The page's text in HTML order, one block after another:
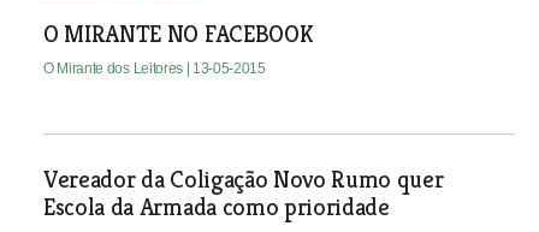
O MIRANTE NO FACEBOOK
O Mirante dos Leitores | 13-05-2015
Vereador da Coligação Novo Rumo quer
Escola da Armada como prioridade